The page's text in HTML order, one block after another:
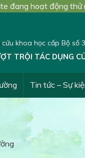
đang hoạt động thử
khoa học cấp Bộ số
TRỘI TÁC DỤNG
Tin tức – Sự